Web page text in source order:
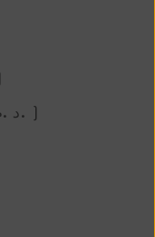
Sahara occidental (MAD د.م.)